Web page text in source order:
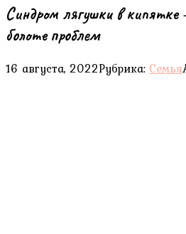
Синдром лягушки в кипятке
болоте проблем
16 августа, 2022Рубрика: Семья